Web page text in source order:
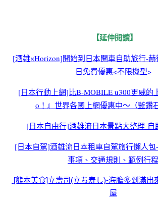
【延伸閱讀】
[酒雄×Horizon]開始到日本開車自助旅行-赫
日免費優惠<不限機型>
[日本行動上網]比B-MOBILE u300更威的
o！』世界各國上網優惠中～（藍鑽
[日本自由行]酒雄流日本景點大整理-自
[日本自駕]酒雄流日本租車自駕旅行懶人
事項、交通規則、範例行程
[熊本美食]立壽司(立ち寿し)-海膽多到滿出
屋